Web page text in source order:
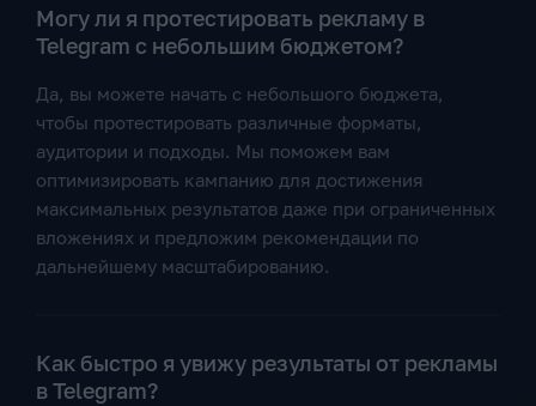
Могу ли я протестировать рекламу в
Telegram с небольшим бюджетом?
Да, вы можете начать с небольшого бюджета,
чтобы протестировать различные форматы,
аудитории и подходы. Мы поможем вам
оптимизировать кампанию для достижения
максимальных результатов даже при ограниченных
вложениях и предложим рекомендации по
дальнейшему масштабированию.
Как быстро я увижу результаты от рекламы
в Telegram?